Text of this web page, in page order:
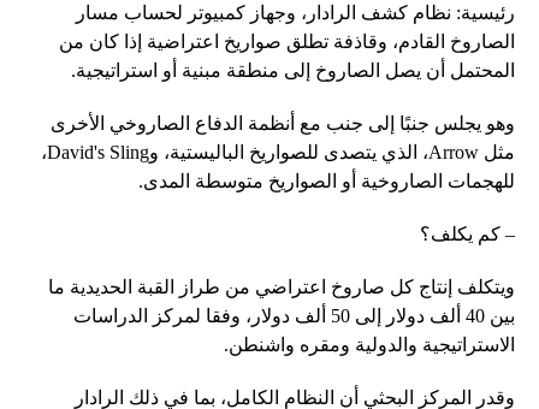
رئيسية: نظام كشف الرادار، وجهاز كمبيوتر لحساب مسار
الصاروخ القادم، وقاذفة تطلق صواريخ اعتراضية إذا كان من
المحتمل أن يصل الصاروخ إلى منطقة مبنية أو استراتيجية.
وهو يجلس جنبًا إلى جنب مع أنظمة الدفاع الصاروخي الأخرى
مثل Arrow، الذي يتصدى للصواريخ الباليستية، وDavid's Sling،
للهجمات الصاروخية أو الصواريخ متوسطة المدى.
– كم يكلف؟
ويتكلف إنتاج كل صاروخ اعتراضي من طراز القبة الحديدية ما
بين 40 ألف دولار إلى 50 ألف دولار، وفقا لمركز الدراسات
الاستراتيجية والدولية ومقره واشنطن.
وقدر المركز البحثي أن النظام الكامل، بما في ذلك الرادار